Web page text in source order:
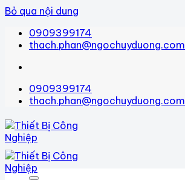
Bỏ qua nội dung
0909399174
thach.phan@ngochuyduong.com
0909399174
thach.phan@ngochuyduong.com